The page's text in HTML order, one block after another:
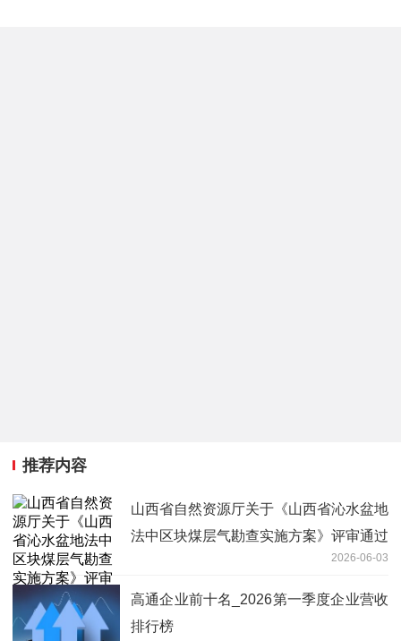
推荐内容
山西省自然资源厅关于《山西省沁水盆地
法中区块煤层气勘查实施方案》评审通过
2026-06-03
高通企业前十名_2026第一季度企业营收
排行榜